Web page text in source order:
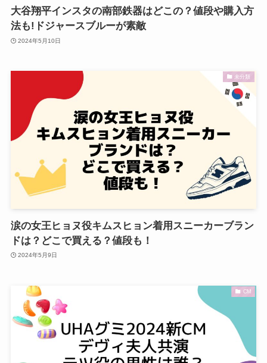
大谷翔平インスタの南部鉄器はどこの？値段や購入方
法も!ドジャースブルーが素敵
2024年5月10日
未分類
涙の女王ヒョヌ役キムスヒョン着用スニーカーブラン
ドは？どこで買える？値段も！
2024年5月9日
CM